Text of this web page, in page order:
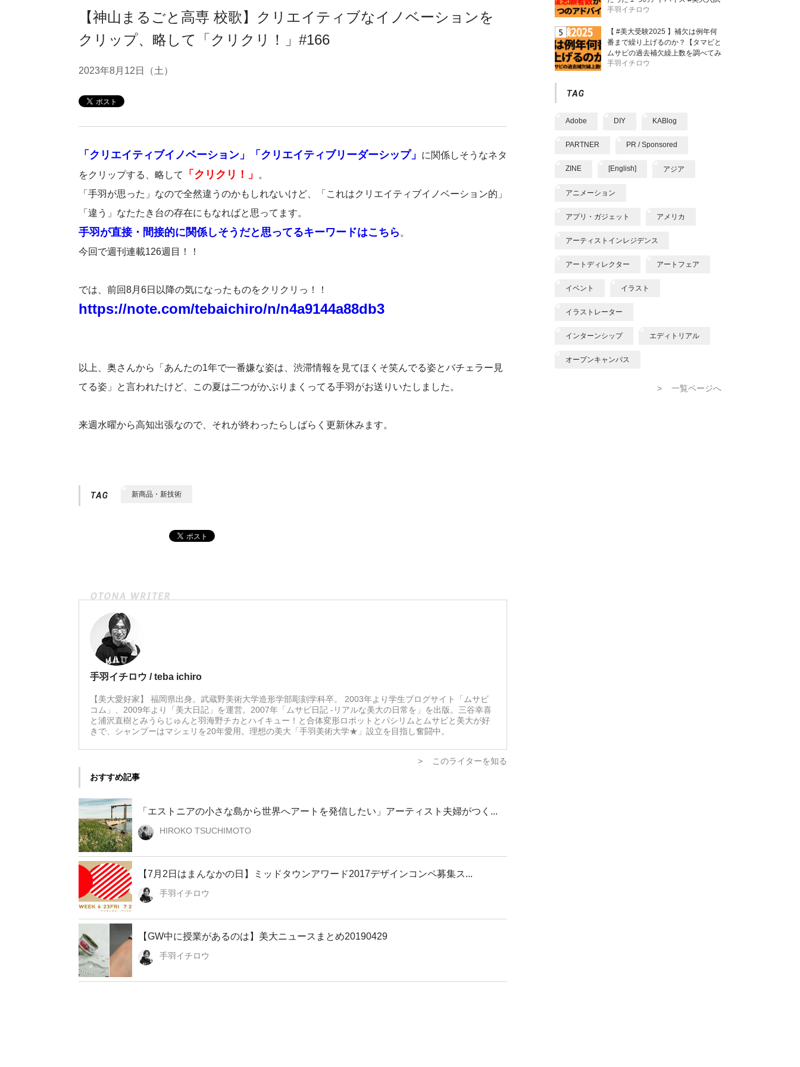
【神山まるごと高専 校歌】クリエイティブなイノベーションを
クリップ、略して「クリクリ！」#166
2023年8月12日（土）
「クリエイティブイノベーション」「クリエイティブリーダーシップ」
に関係しそうなネタ
をクリップする、略して
「クリクリ！」
。
「手羽が思った」なので全然違うのかもしれないけど、「これはクリエイティブイノベーション的」
「違う」なたたき台の存在にもなればと思ってます。
手羽が直接・間接的に関係しそうだと思ってるキーワードはこちら 。
今回で週刊連載126週目！！
では、前回8月6日以降の気になったものをクリクリっ！！
https://note.com/tebaichiro/n/n4a9144a88db3
以上、奥さんから「あんたの1年で一番嫌な姿は、渋滞情報を見てほくそ笑んでる姿とバチェラー見
てる姿」と言われたけど、この夏は二つがかぶりまくってる手羽がお送りいたしました。
来週水曜から高知出張なので、それが終わったらしばらく更新休みます。
新商品・新技術
手羽イチロウ / teba ichiro
【美大愛好家】 福岡県出身。武蔵野美術大学造形学部彫刻学科卒。 2003年より学生ブログサイト「ムサビ
コム」、2009年より「美大日記」を運営。2007年「ムサビ日記 -リアルな美大の日常を」を出版。三谷幸喜
と浦沢直樹とみうらじゅんと羽海野チカとハイキュー！と合体変形ロボットとパシリムとムサビと美大が好
きで、シャンプーはマシェリを20年愛用。理想の美大「手羽美術大学★」設立を目指し奮闘中。
>
このライターを知る
おすすめ記事
「エストニアの小さな島から世界へアートを発信したい」アーティスト夫婦がつく...
HIROKO TSUCHIMOTO
【7月2日はまんなかの日】ミッドタウンアワード2017デザインコンペ募集ス...
手羽イチロウ
【GW中に授業があるのは】美大ニュースまとめ20190429
手羽イチロウ
手羽イチロウ
【 #美大受験2025 】補欠は例年何
番まで繰り上げるのか？【タマビと
ムサビの過去補欠繰上数を調べてみ
た】
手羽イチロウ
Adobe DIY KABlog
PARTNER PR / Sponsored
ZINE [English] アジア
アニメーション
アプリ・ガジェット アメリカ
アーティストインレジデンス
アートディレクター アートフェア
イベント イラスト
イラストレーター
インターンシップ エディトリアル
オープンキャンパス
> 一覧ページへ